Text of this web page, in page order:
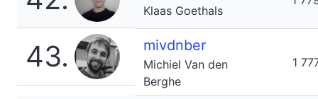
Klaas Goethals
43. mivdnber
Michiel Van den
Berghe
1